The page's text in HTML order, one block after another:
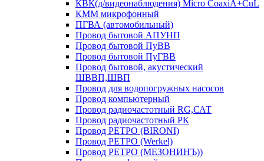
КВК(д/видеонаблюдения) Micro CoaxiA+CuL
КММ микрофонный
ПГВА (автомобильный)
Провод бытовой АПУНП
Провод бытовой ПуВВ
Провод бытовой ПуГВВ
Провод бытовой, акустический
ШВВП,ШВП
Провод для водопогружных насосов
Провод компьютерный
Провод радиочастотный RG,САТ
Провод радиочастотный РК
Провод РЕТРО (BIRONI)
Провод РЕТРО (Werkel)
Провод РЕТРО (МЕЗОНИНЪ))